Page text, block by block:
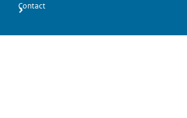
Contact